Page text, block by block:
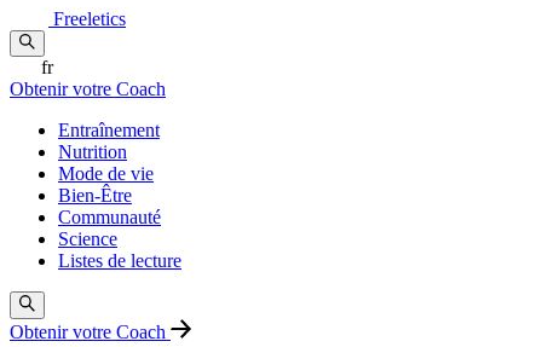
Freeletics
fr
Obtenir votre Coach
Entraînement
Nutrition
Mode de vie
Bien-Être
Communauté
Science
Listes de lecture
Obtenir votre Coach